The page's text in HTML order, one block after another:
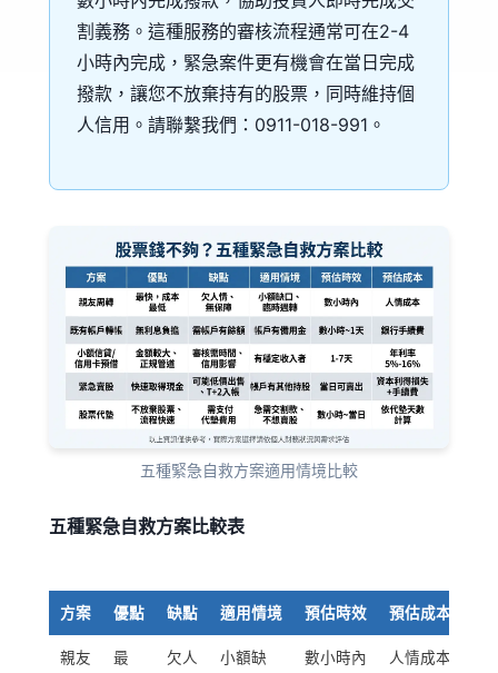
割義務。這種服務的審核流程通常可在2-4
小時內完成，緊急案件更有機會在當日完成
撥款，讓您不放棄持有的股票，同時維持個
人信用。請聯繫我們：0911-018-991。
五種緊急自救方案適用情境比較
五種緊急自救方案比較表
方案 優點 缺點 適用情境 預估時效 預估成本
親友
最
欠人
小額缺
數小時內 人情成本